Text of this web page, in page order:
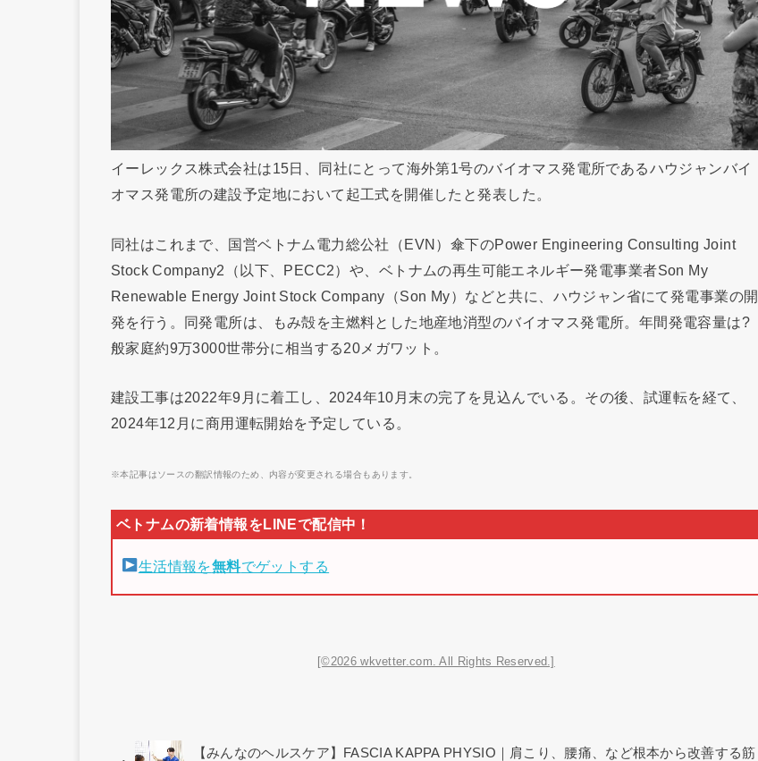
イーレックス株式会社は15日、同社にとって海外第1号のバイオマス発電所であるハウジャンバイ
オマス発電所の建設予定地において起工式を開催したと発表した。
同社はこれまで、国営ベトナム電力総公社（EVN）傘下のPower Engineering Consulting Joint
Stock Company2（以下、PECC2）や、ベトナムの再生可能エネルギー発電事業者Son My
Renewable Energy Joint Stock Company（Son My）などと共に、ハウジャン省にて発電事業の開
発を行う。同発電所は、もみ殻を主燃料とした地産地消型のバイオマス発電所。年間発電容量は?
般家庭約9万3000世帯分に相当する20メガワット。
建設工事は2022年9月に着工し、2024年10月末の完了を見込んでいる。その後、試運転を経て、
2024年12月に商用運転開始を予定している。
※本記事はソースの翻訳情報のため、内容が変更される場合もあります。
生活情報を無料でゲットする
[©2026 wkvetter.com. All Rights Reserved.]
【みんなのヘルスケア】FASCIA KAPPA PHYSIO｜肩こり、腰痛、など根本から改善する筋